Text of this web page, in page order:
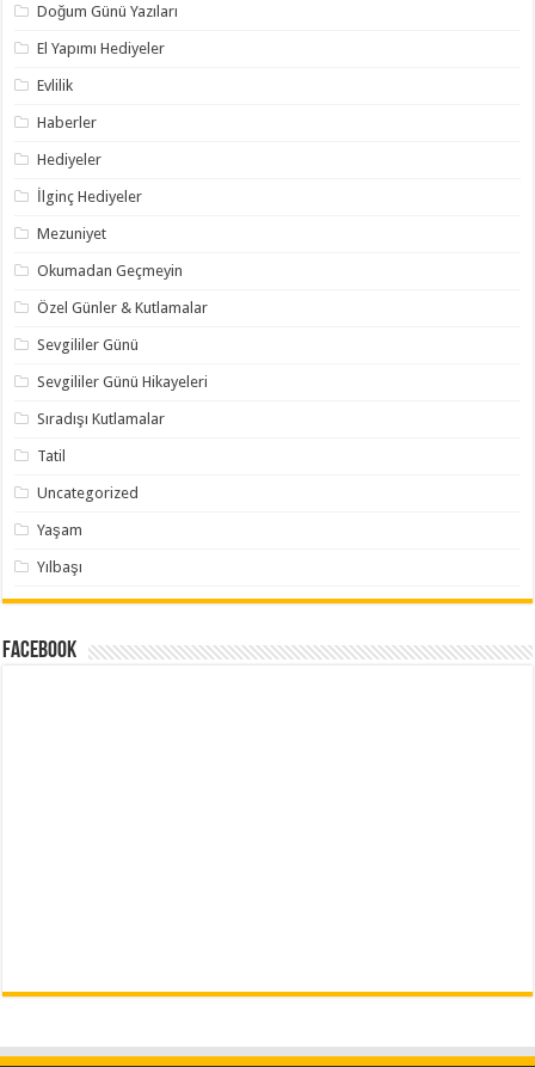
Doğum Günü Yazıları
El Yapımı Hediyeler
Evlilik
Haberler
Hediyeler
İlginç Hediyeler
Mezuniyet
Okumadan Geçmeyin
Özel Günler & Kutlamalar
Sevgililer Günü
Sevgililer Günü Hikayeleri
Sıradışı Kutlamalar
Tatil
Uncategorized
Yaşam
Yılbaşı
Facebook